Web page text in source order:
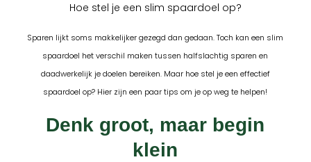
Hoe stel je een slim spaardoel op?
Sparen lijkt soms makkelijker gezegd dan gedaan. Toch kan een slim
spaardoel het verschil maken tussen halfslachtig sparen en
daadwerkelijk je doelen bereiken. Maar hoe stel je een effectief
spaardoel op? Hier zijn een paar tips om je op weg te helpen!
Denk groot, maar begin
klein